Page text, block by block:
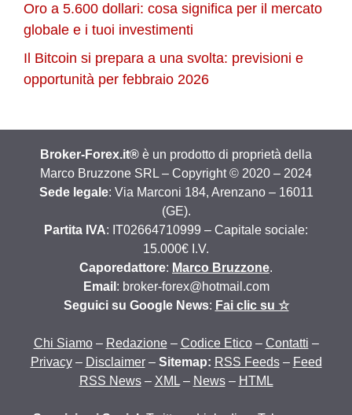
Oro a 5.600 dollari: cosa significa per il mercato
globale e i tuoi investimenti
Il Bitcoin si prepara a una svolta: previsioni e
opportunità per febbraio 2026
Broker-Forex.it® è un prodotto di proprietà della
Marco Bruzzone SRL – Copyright © 2020 – 2024
Sede legale: Via Marconi 184, Arenzano – 16011
(GE).
Partita IVA: IT02664710999 – Capitale sociale:
15.000€ I.V.
Caporedattore: Marco Bruzzone.
Email : broker-forex@hotmail.com
Seguici su Google News: Fai clic su ☆
Chi Siamo– Redazione– Codice Etico– Contatti –
Privacy– Disclaimer– Sitemap: RSS Feeds– Feed
RSS News– XML– News– HTML